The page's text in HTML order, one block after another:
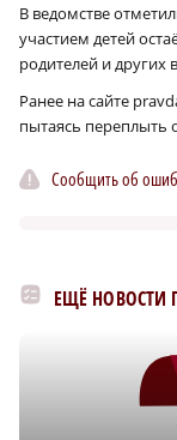
В ведомстве
участием детей
родителей и других
Ранее на сайте
пытаясь переплыть
Сообщить об
ЕЩЁ НОВОСТИ